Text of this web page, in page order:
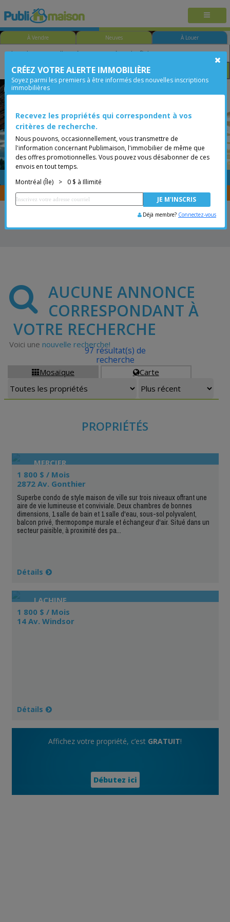
À Vendre Neuves À Louer
Taille Prix
Ville-Marie - Mille Carré Doré
Placer une annonce
Vous êtes courtier, transférer vos propriétés avecCENTRIS
AUCUNE ANNONCE
CORRESPONDANT À
VOTRE RECHERCHE
Voici une nouvelle recherche!
Mosaïque Carte
97 résultat(s) de
recherche
PROPRIÉTÉS
MERCIER
1 800 $ / Mois
2872 Av. Gonthier
Superbe condo de style maison de ville sur trois niveaux offrant une
aire de vie lumineuse et conviviale. Deux chambres de bonnes
dimensions, 1 salle de bain et 1 salle d'eau, sous-sol polyvalent,
balcon privé, thermopompe murale et échangeur d'air. Situé dans un
secteur paisible, à proximité des pa...
Détails
LACHINE
1 800 $ / Mois
14 Av. Windsor
Détails
Affichez votre propriété, c’est GRATUIT!
Débutez ici
CRÉEZ VOTRE ALERTE IMMOBILIÈRE
Soyez parmi les premiers à être informés des nouvelles inscriptions
immobilières
Recevez les propriétés qui correspondent à vos
critères de recherche.
Nous pouvons, occasionnellement, vous transmettre de
l'information concernant Publimaison, l'immobilier de même que
des offres promotionnelles. Vous pouvez vous désabonner de ces
envois en tout temps.
Montréal (Île)
> 0 $ à Illimité
Déjà membre? Connectez-vous